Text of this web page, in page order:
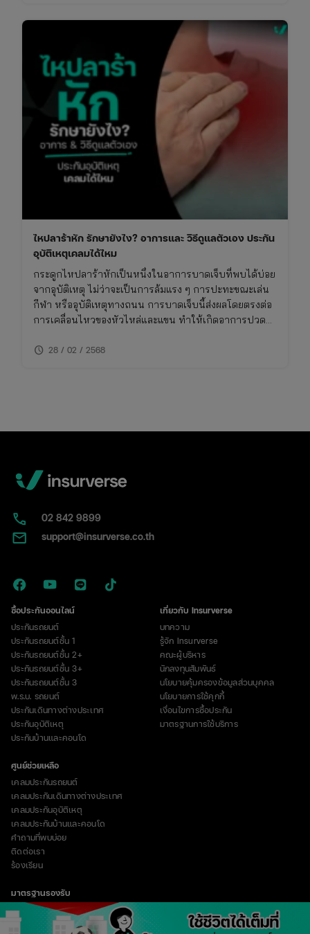
ไหปลาร้าหัก รักษายังไง? อาการและ วิธีดูแลตัวเอง ประกัน
อุบัติเหตุเคลมได้ไหม
กระดูกไหปลาร้าหักเป็นหนึ่งในอาการบาดเจ็บที่พบได้บ่อย
จากอุบัติเหตุ ไม่ว่าจะเป็นการล้มแรง ๆ การปะทะขณะเล่น
กีฬา หรืออุบัติเหตุทางถนน การบาดเจ็บนี้ส่งผลโดยตรงต่อ
การเคลื่อนไหวของหัวไหล่และแขน ทำให้เกิดอาการปวด
schedule 28 / 02 / 2568
02​ 842 9899
support@insurverse.co.th
ซื้อประกันออนไลน์
ประกันรถยนต์
ประกันรถยนต์ชั้น 1
ประกันรถยนต์ชั้น 2+
ประกันรถยนต์ชั้น 3+
ประกันรถยนต์ชั้น 3
พ.ร.บ. รถยนต์
ประกันเดินทางต่างประเทศ
ประกันอุบัติเหตุ
ประกันบ้านและคอนโด
เกี่ยวกับ Insurverse
บทความ
รู้จัก Insurverse
คณะผู้บริหาร
นักลงทุนสัมพันธ์
นโยบายคุ้มครองข้อมูลส่วนบุคคล
นโยบายการใช้คุกกี้
เงื่อนไขการซื้อประกัน
มาตรฐานการใช้บริการ
ศูนย์ช่วยเหลือ
เคลมประกันรถยนต์
เคลมประกันเดินทางต่างประเทศ
เคลมประกันอุบัติเหตุ
เคลมประกันบ้านและคอนโด
คำถามที่พบบ่อย
ติดต่อเรา
ร้องเรียน
มาตรฐานรองรับ